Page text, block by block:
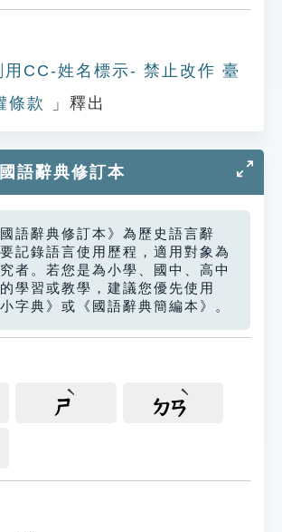
用CC-姓名標示- 禁止改作 臺
條款
」釋出
語辭典修訂本
國語辭典修訂本》為歷史語言辭
記錄語言使用歷程，適用對象為
者。若您是為小學、國中、高中
的學習或教學，建議您優先使用
小字典》或《國語辭典簡編本》。
ㄕ ㄉㄢ